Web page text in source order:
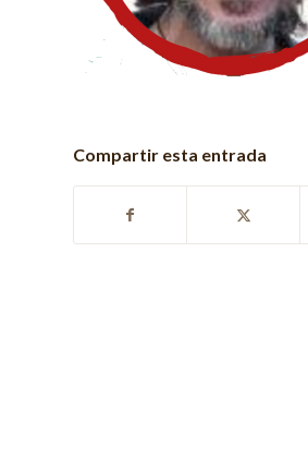
Compartir esta entrada